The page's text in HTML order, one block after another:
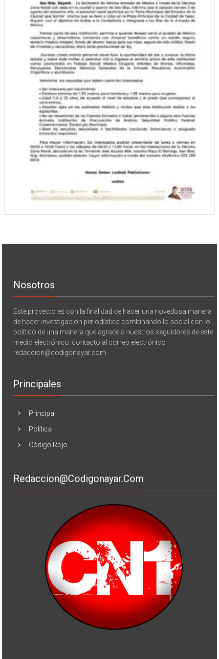
Nosotros
Este proyecto es con la finalidad de hacer una novedosa manera
de hacer investigación periodística combinando lo social con lo
político de una manera que agrade a nuestros seguidores de este
medio electrónico. contacto al correo electrónico
redaccion@codigonayar.com
Principales
Principal
Política
Código Rojo
Redaccion@codigonayar.com